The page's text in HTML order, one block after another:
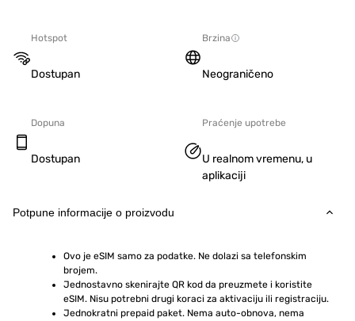
Hotspot
Dostupan
Brzina
Neograničeno
Dopuna
Dostupan
Praćenje upotrebe
U realnom vremenu, u
aplikaciji
Potpune informacije o proizvodu
Ovo je eSIM samo za podatke. Ne dolazi sa telefonskim
brojem.
Jednostavno skenirajte QR kod da preuzmete i koristite
eSIM. Nisu potrebni drugi koraci za aktivaciju ili registraciju.
Jednokratni prepaid paket. Nema auto-obnova, nema